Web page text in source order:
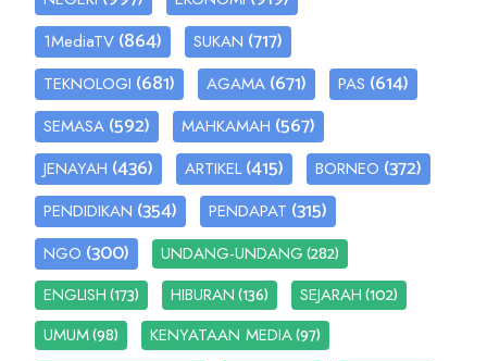
1MediaTV (864) SUKAN (717)
TEKNOLOGI (681) AGAMA (671) PAS (614)
SEMASA (592) MAHKAMAH (567)
JENAYAH (436) ARTIKEL (415) BORNEO (372)
PENDIDIKAN (354) PENDAPAT (315)
NGO (300) UNDANG-UNDANG(282)
ENGLISH(173) HIBURAN(136) SEJARAH(102)
UMUM(98) KENYATAAN MEDIA(97)